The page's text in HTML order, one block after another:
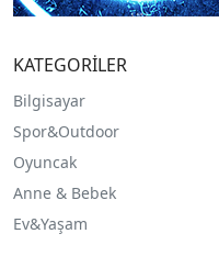
KATEGORİLER
Bilgisayar
Spor&Outdoor
Oyuncak
Anne & Bebek
Ev&Yaşam